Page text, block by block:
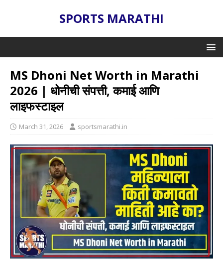
SPORTS MARATHI
MS Dhoni Net Worth in Marathi
2026 | धोनीची संपत्ती, कमाई आणि
लाइफस्टाइल
March 31, 2026 sportsmarathi.in